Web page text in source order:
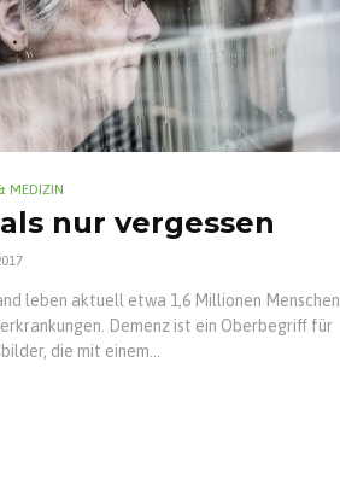
MEDIZIN
nur vergessen
leben aktuell etwa 1,6 Millionen Menschen
Demenz ist ein Oberbegriff für
die mit einem...